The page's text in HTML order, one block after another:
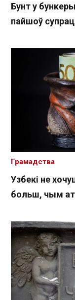
Бунт у
пайшоў
Узбекі не
больш, чым
Грамадства